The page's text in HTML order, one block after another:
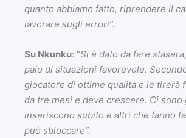
quanto abbiamo fatto, riprendere il
lavorare sugli errori”.
Su Nkunku: “Si è dato da fare
paio di situazioni favorevole.
giocatore di ottime qualità e le tirerà
da tre mesi e deve crescere. Ci
inseriscono subito e altri che fanno
può sbloccare”.